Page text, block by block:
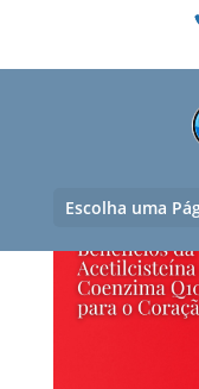
Escolha uma
Benefícios